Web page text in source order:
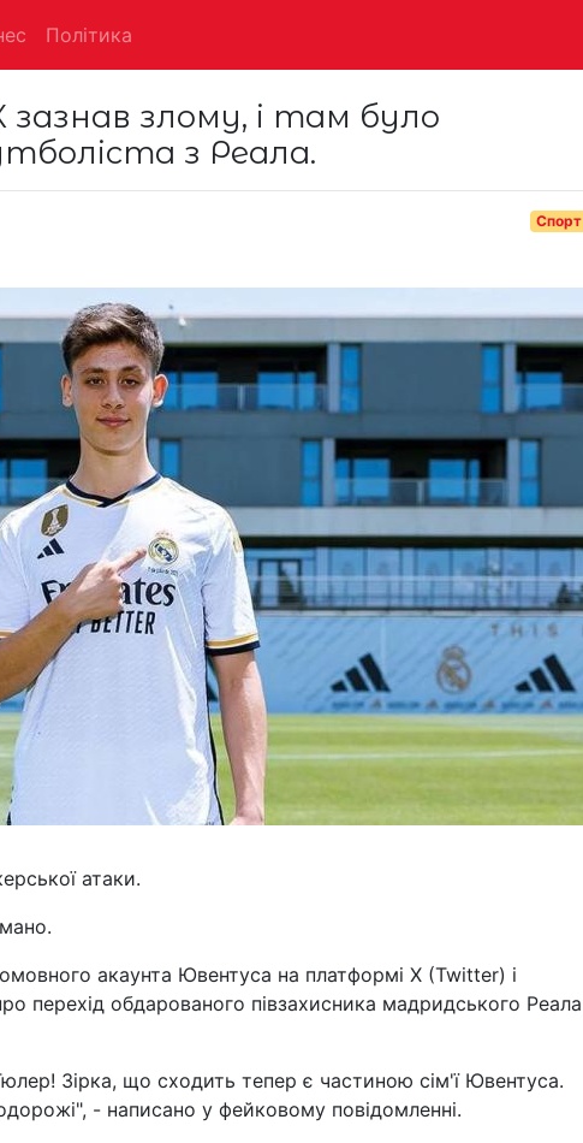
Політика
злому, і там було
з Реала.
Спорт
атаки.
акаунта Ювентуса на платформі X (Twitter) і
перехід обдарованого півзахисника мадридського Реала
Зірка, що сходить тепер є частиною сім'ї Ювентуса.
- написано у фейковому повідомленні.